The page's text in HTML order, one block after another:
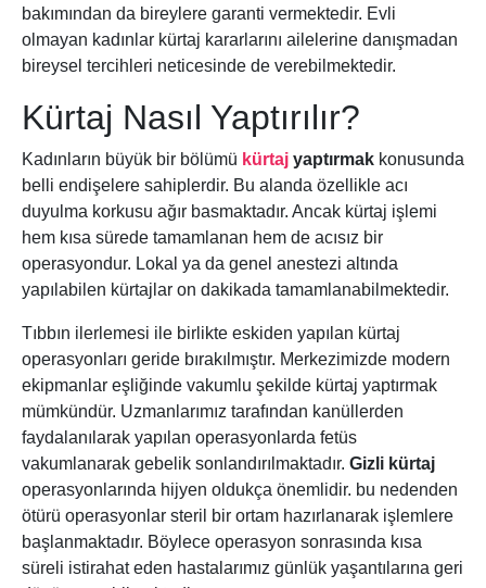
bakımından da bireylere garanti vermektedir. Evli
olmayan kadınlar kürtaj kararlarını ailelerine danışmadan
bireysel tercihleri neticesinde de verebilmektedir.
Kürtaj Nasıl Yaptırılır?
Kadınların büyük bir bölümü kürtaj yaptırmak konusunda
belli endişelere sahiplerdir. Bu alanda özellikle acı
duyulma korkusu ağır basmaktadır. Ancak kürtaj işlemi
hem kısa sürede tamamlanan hem de acısız bir
operasyondur. Lokal ya da genel anestezi altında
yapılabilen kürtajlar on dakikada tamamlanabilmektedir.
Tıbbın ilerlemesi ile birlikte eskiden yapılan kürtaj
operasyonları geride bırakılmıştır. Merkezimizde modern
ekipmanlar eşliğinde vakumlu şekilde kürtaj yaptırmak
mümkündür. Uzmanlarımız tarafından kanüllerden
faydalanılarak yapılan operasyonlarda fetüs
vakumlanarak gebelik sonlandırılmaktadır. Gizli kürtaj
operasyonlarında hijyen oldukça önemlidir. bu nedenden
ötürü operasyonlar steril bir ortam hazırlanarak işlemlere
başlanmaktadır. Böylece operasyon sonrasında kısa
süreli istirahat eden hastalarımız günlük yaşantılarına geri